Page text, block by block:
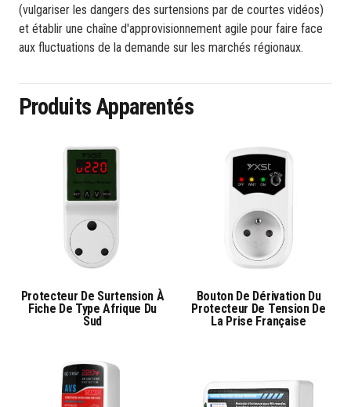
(vulgariser les dangers des surtensions par de courtes vidéos)
et établir une chaîne d'approvisionnement agile pour faire face
aux fluctuations de la demande sur les marchés régionaux.
Produits Apparentés
Protecteur De Surtension À
Fiche De Type Afrique Du
Sud
Bouton De Dérivation Du
Protecteur De Tension De
La Prise Française